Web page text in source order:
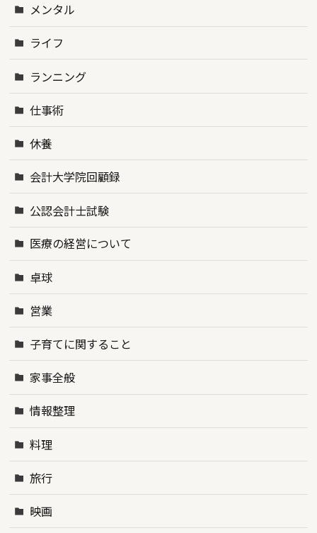
メンタル
ライフ
ランニング
仕事術
休養
会計大学院回顧録
公認会計士試験
医療の経営について
卓球
営業
子育てに関すること
家事全般
情報整理
料理
旅行
映画